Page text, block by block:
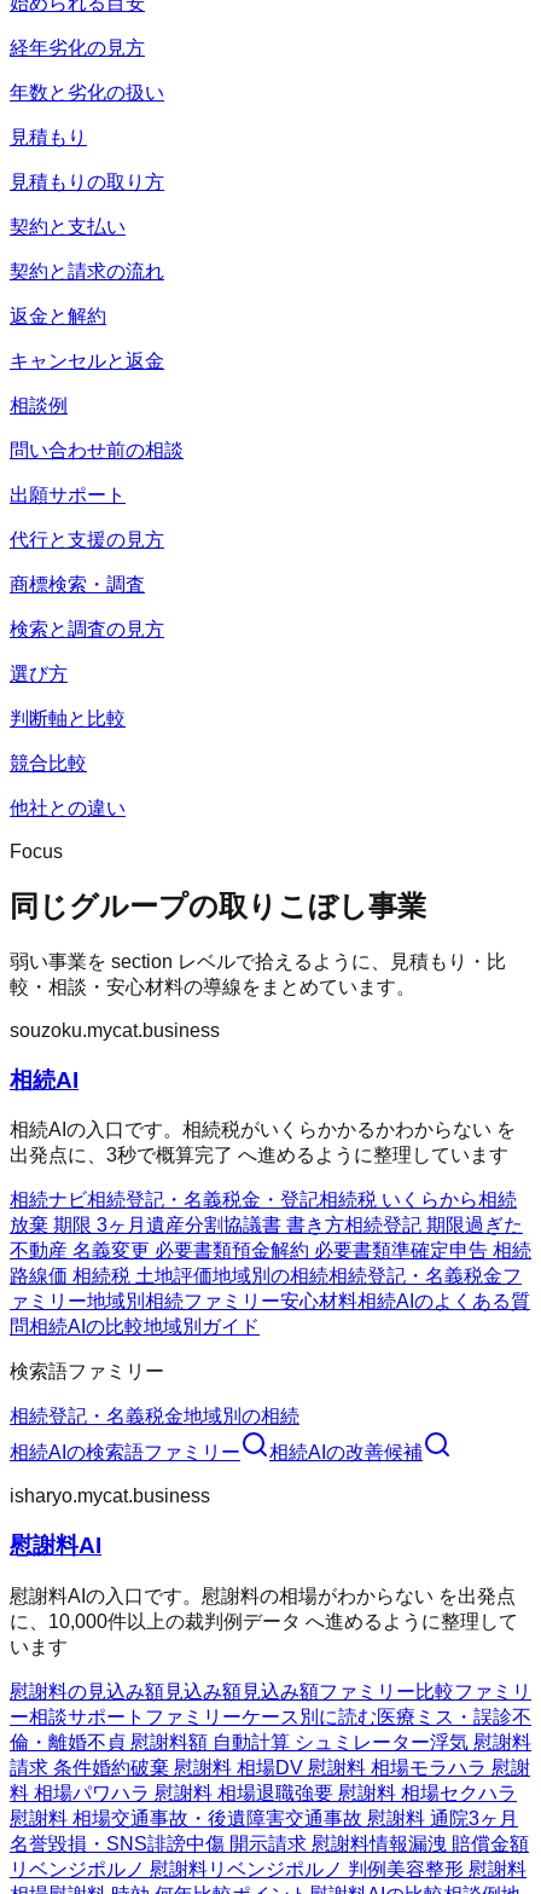
経年劣化の見方
年数と劣化の扱い
見積もり
見積もりの取り方
契約と支払い
契約と請求の流れ
返金と解約
キャンセルと返金
相談例
問い合わせ前の相談
出願サポート
代行と支援の見方
商標検索・調査
検索と調査の見方
選び方
判断軸と比較
競合比較
他社との違い
Focus
同じグループの取りこぼし事業
弱い事業を section レベルで拾えるように、見積もり・比
較・相談・安心材料の導線をまとめています。
souzoku.mycat.business
相続AI
相続AIの入口です。相続税がいくらかかるかわからない を
出発点に、3秒で概算完了 へ進めるように整理しています
相続ナビ相続登記・名義税金・登記相続税 いくらから相続
放棄 期限 3ヶ月 遺産分割協議書 書き方相続登記 期限過ぎた
不動産 名義変更 必要書類預金解約 必要書類準確定申告 相続
路線価 相続税 土地評価地域別の相続相続登記・名義税金フ
ァミリー地域別相続ファミリー安心材料相続AIのよくある質
問相続AIの比較地域別ガイド
検索語ファミリー
相続登記・名義税金地域別の相続
相続AI の検索語ファミリー 相続AI の改善候補
isharyo.mycat.business
慰謝料AI
慰謝料AIの入口です。慰謝料の相場がわからない を出発点
に、10,000件以上の裁判例データ へ進めるように整理して
います
慰謝料の見込み額見込み額見込み額ファミリー比較ファミリ
ー相談サポートファミリーケース別に読む医療ミス・誤診不
倫・離婚不貞 慰謝料額 自動計算 シュミレーター浮気 慰謝料
請求 条件婚約破棄 慰謝料 相場DV 慰謝料 相場モラハラ 慰謝
料 相場パワハラ 慰謝料 相場退職強要 慰謝料 相場セクハラ
慰謝料 相場交通事故・後遺障害交通事故 慰謝料 通院3ヶ月
名誉毀損・SNS誹謗中傷 開示請求 慰謝料情報漏洩 賠償金額
リベンジポルノ 慰謝料リベンジポルノ 判例 美容整形 慰謝料